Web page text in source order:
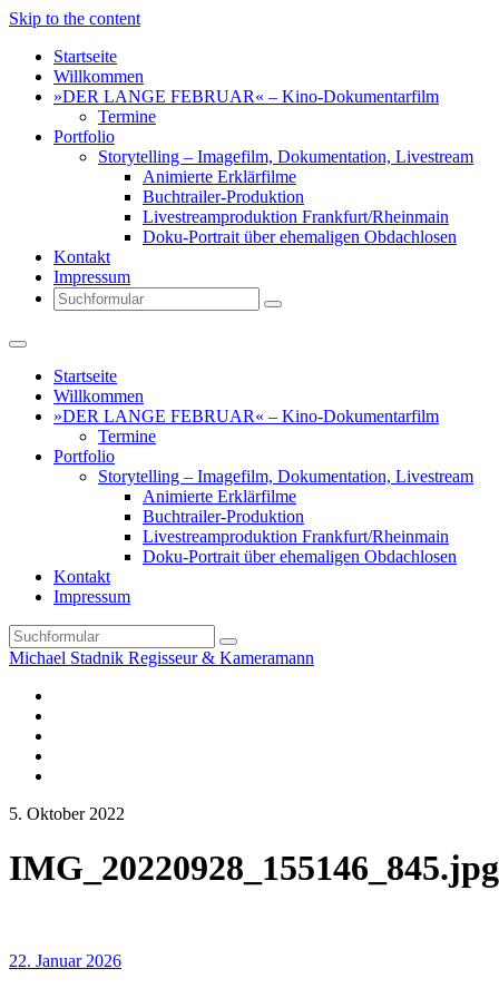
Skip to the content
Startseite
Willkommen
»DER LANGE FEBRUAR« – Kino-Dokumentarfilm
Termine
Portfolio
Storytelling – Imagefilm, Dokumentation, Livestream
Animierte Erklärfilme
Buchtrailer-Produktion
Livestreamproduktion Frankfurt/Rheinmain
Doku-Portrait über ehemaligen Obdachlosen
Kontakt
Impressum
Search
Startseite
Willkommen
»DER LANGE FEBRUAR« – Kino-Dokumentarfilm
Termine
Portfolio
Storytelling – Imagefilm, Dokumentation, Livestream
Animierte Erklärfilme
Buchtrailer-Produktion
Livestreamproduktion Frankfurt/Rheinmain
Doku-Portrait über ehemaligen Obdachlosen
Kontakt
Impressum
Search
Michael Stadnik Regisseur & Kameramann
5. Oktober 2022
IMG_20220928_155146_845.jpg
22. Januar 2026